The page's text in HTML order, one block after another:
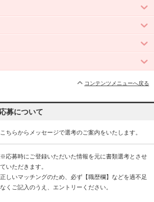
コンテンツメニューへ戻る
募について
こちらからメッセージで選考のご案内をいたします。
※応募時にご登録いただいた情報を元に書類選考とさせ
ていただきます。
正しいマッチングのため、必ず【職歴欄】などを過不足
なくご記入のうえ、エントリーください。